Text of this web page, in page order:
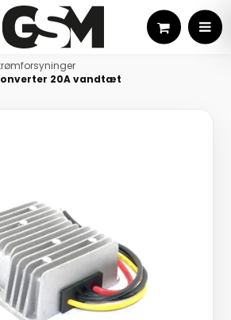
Kurv
20A vandtæt